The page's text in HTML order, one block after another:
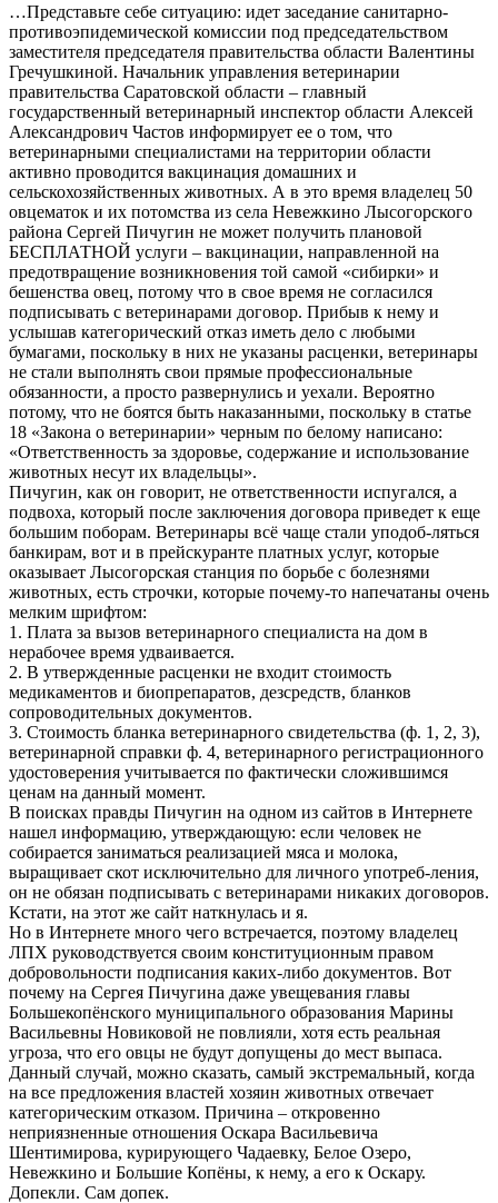
…Представьте себе ситуацию: идет заседание санитарно-
противоэпидемической комиссии под председательством
заместителя председателя правительства области Валентины
Гречушкиной. Начальник управления ветеринарии
правительства Саратовской области – главный
государственный ветеринарный инспектор области Алексей
Александрович Частов информирует ее о том, что
ветеринарными специалистами на территории области
активно проводится вакцинация домашних и
сельскохозяйственных животных. А в это время владелец 50
овцематок и их потомства из села Невежкино Лысогорского
района Сергей Пичугин не может получить плановой
БЕСПЛАТНОЙ услуги – вакцинации, направленной на
предотвращение возникновения той самой «сибирки» и
бешенства овец, потому что в свое время не согласился
подписывать с ветеринарами договор. Прибыв к нему и
услышав категорический отказ иметь дело с любыми
бумагами, поскольку в них не указаны расценки, ветеринары
не стали выполнять свои прямые профессиональные
обязанности, а просто развернулись и уехали. Вероятно
потому, что не боятся быть наказанными, поскольку в статье
18 «Закона о ветеринарии» черным по белому написано:
«Ответственность за здоровье, содержание и использование
животных несут их владельцы».
Пичугин, как он говорит, не ответственности испугался, а
подвоха, который после заключения договора приведет к еще
большим поборам. Ветеринары всё чаще стали уподоб-ляться
банкирам, вот и в прейскуранте платных услуг, которые
оказывает Лысогорская станция по борьбе с болезнями
животных, есть строчки, которые почему-то напечатаны очень
мелким шрифтом:
1. Плата за вызов ветеринарного специалиста на дом в
нерабочее время удваивается.
2. В утвержденные расценки не входит стоимость
медикаментов и биопрепаратов, дезсредств, бланков
сопроводительных документов.
3. Стоимость бланка ветеринарного свидетельства (ф. 1, 2, 3),
ветеринарной справки ф. 4, ветеринарного регистрационного
удостоверения учитывается по фактически сложившимся
ценам на данный момент.
В поисках правды Пичугин на одном из сайтов в Интернете
нашел информацию, утверждающую: если человек не
собирается заниматься реализацией мяса и молока,
выращивает скот исключительно для личного употреб-ления,
он не обязан подписывать с ветеринарами никаких договоров.
Кстати, на этот же сайт наткнулась и я.
Но в Интернете много чего встречается, поэтому владелец
ЛПХ руководствуется своим конституционным правом
добровольности подписания каких-либо документов. Вот
почему на Сергея Пичугина даже увещевания главы
Большекопёнского муниципального образования Марины
Васильевны Новиковой не повлияли, хотя есть реальная
угроза, что его овцы не будут допущены до мест выпаса.
Данный случай, можно сказать, самый экстремальный, когда
на все предложения властей хозяин животных отвечает
категорическим отказом. Причина – откровенно
неприязненные отношения Оскара Васильевича
Шентимирова, курирующего Чадаевку, Белое Озеро,
Невежкино и Большие Копёны, к нему, а его к Оскару.
Допекли. Сам допек.